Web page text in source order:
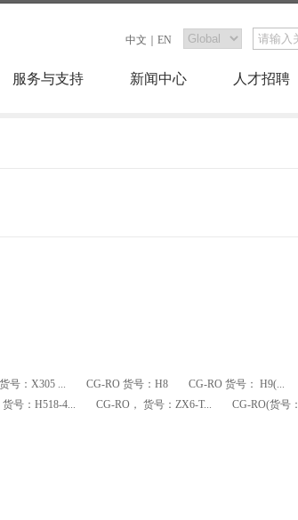
中文 EN
服务与支持 新闻中心 人才招聘
号：X305 ... CG-RO 货号：H8
CG-RO 货号： H9(...
货号：H518-4... CG-RO， 货号：ZX6-T...
CG-RO(货号：